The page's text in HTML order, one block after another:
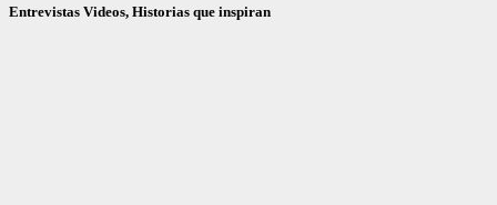
Entrevistas Videos, Historias que inspiran